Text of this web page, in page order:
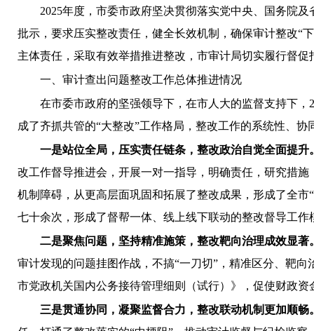
2025年度，市委市政府坚决贯彻落实党中央、国务院
批示，要求压实整改责任，健全长效机制，确保审计整改“
主体责任，采取有效举措推进整改，市审计局切实履行督
一
审计查出问题整改工作总体推进情况
在市委市政府的坚强领导下， 在市人 大的监督支持下，
成了齐抓共管的“大整改”工作格局， 整改工作的系统性、协
一是站位全局，压实责任链条，整改政治自觉全面提升
改工作督导推进会，开展一对一指导 ， 明确责任，研究措施
机制障碍， 从更高层面巩固和拓展了整改成果，形成了全市
七十余次，形成了督帮一体、线上线下联动的整改督导工作
二是聚焦问题，坚持精准施策，整改靶向治理成效显著
审计发现的问题挂图作战 ， 不搞“一刀切”，精准区分、靶向
市党政机关国内公务接待管理细则（试行）》，促使财政资
三是贯通协同，凝聚监督合力，整改联动机制更加顺畅